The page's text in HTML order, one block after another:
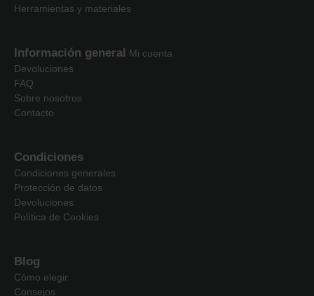
Herramientas y materiales
Información general Mi cuenta
Devoluciones
FAQ
Sobre nosotros
Contacto
Condiciones
Condiciones generales
Protección de datos
Devoluciones
Política de Cookies
Blog
Cómo elegir
Consejos